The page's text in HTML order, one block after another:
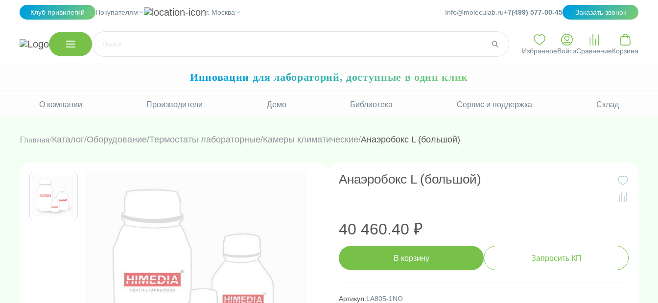
Клуб привилегий Покупателям г. Москва Info@moleculab.ru+7(499) 577-00-45 Заказать звонок
ИзбранноеВойтиСравнениеКорзина
Инновации для лабораторий, доступные в один клик
О компании Производители Демо Библиотека Сервис и поддержка Склад
Главная Каталог/Оборудование/Термостаты лабораторные/Камеры климатические/Анаэробокс L (большой)
Анаэробокс L (большой)
40 460.40 ₽
В корзину Запросить КП
Артикул:LA805-1NO